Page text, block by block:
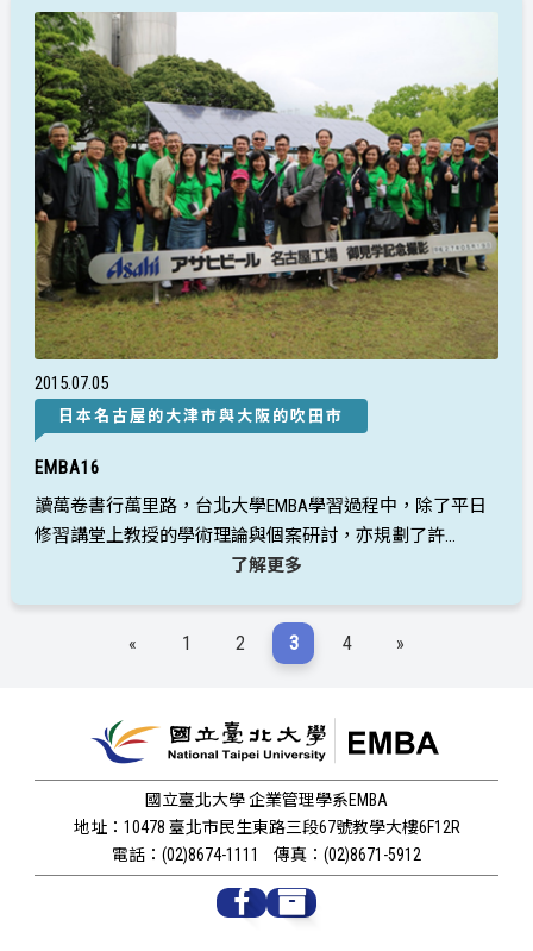
20150705
日本名古屋的大津市與大阪的吹田市
EMBA16
讀萬卷書行萬里路，台北大學EMBA學習過程中，除了平日
修習講堂上教授的學術理論與個案研討，亦規劃了許...
了解更多
« 1 2 3 4 »
國立臺北大學 企業管理學系EMBA
地址：10478 臺北市民生東路三段67號教學大樓6F12R
電話：(02)8674-1111
傳真：(02)8671-5912